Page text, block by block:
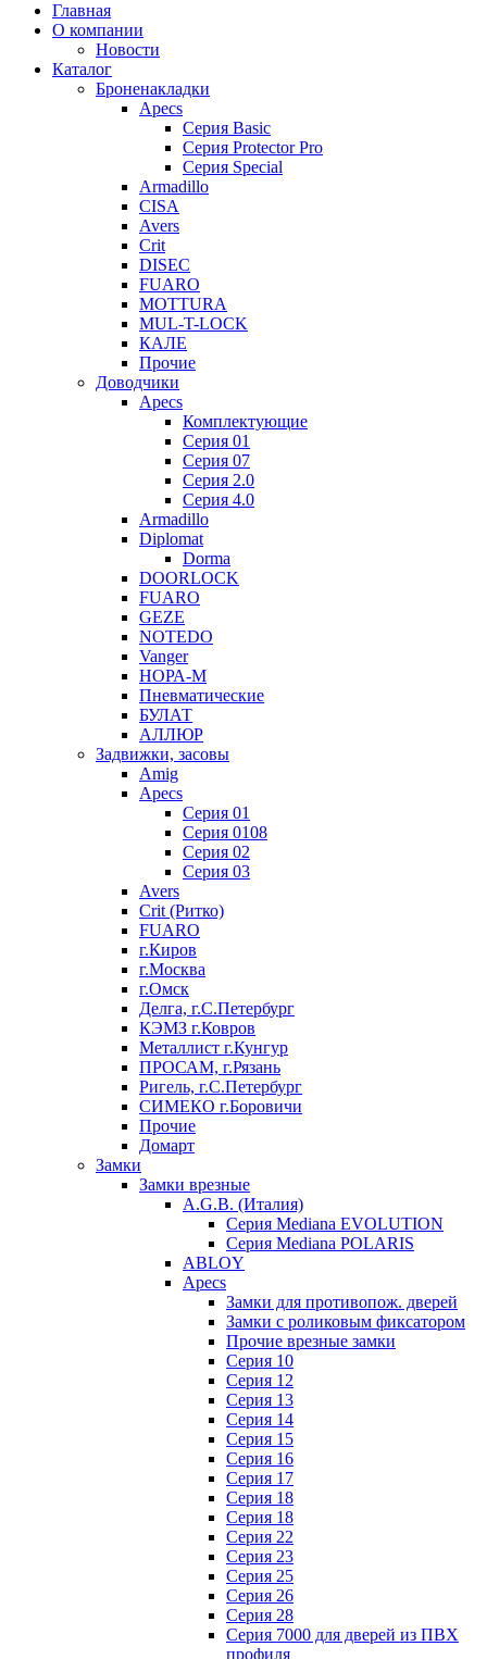
Главная
О компании
Новости
Каталог
Броненакладки
Apecs
Серия Basic
Серия Protector Pro
Серия Special
Armadillo
CISA
Avers
Crit
DISEC
FUARO
MOTTURA
MUL-T-LOCK
КАЛЕ
Прочие
Доводчики
Apecs
Комплектующие
Серия 01
Серия 07
Серия 2.0
Серия 4.0
Armadillo
Diplomat
Dorma
DOORLOCK
FUARO
GEZE
NOTEDO
Vanger
НОРА-М
Пневматические
БУЛАТ
АЛЛЮР
Задвижки, засовы
Amig
Apecs
Серия 01
Серия 0108
Серия 02
Серия 03
Avers
Crit (Ритко)
FUARO
г.Киров
г.Москва
г.Омск
Делга, г.С.Петербург
КЭМЗ г.Ковров
Металлист г.Кунгур
ПРОСАМ, г.Рязань
Ригель, г.С.Петербург
СИМЕКО г.Боровичи
Прочие
Домарт
Замки
Замки врезные
A.G.B. (Италия)
Серия Mediana EVOLUTION
Серия Mediana POLARIS
ABLOY
Apecs
Замки для противопож. дверей
Замки с роликовым фиксатором
Прочие врезные замки
Серия 10
Серия 12
Серия 13
Серия 14
Серия 15
Серия 16
Серия 17
Серия 18
Серия 18
Серия 22
Серия 23
Серия 25
Серия 26
Серия 28
Серия 7000 для дверей из ПВХ
профиля